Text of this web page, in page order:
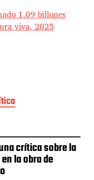
1.09 billones
viva, 2025
crítica sobre la
la obra de